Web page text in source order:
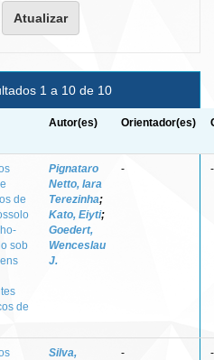
1 a 10 de 10
Autor(es) Orientador(es)
de
sob
de
Pignataro
Netto, Iara
Terezinha;
Kato, Eiyti;
Goedert,
Wenceslau
J.
- -
Silva,
- -